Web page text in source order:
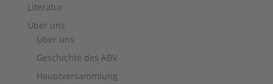
Literatur
Über uns
Über uns
Geschichte des ABV
Hauptversammlung